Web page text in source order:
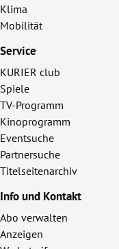
Klima
Mobilität
Service
KURIER club
Spiele
TV-Programm
Kinoprogramm
Eventsuche
Partnersuche
Titelseitenarchiv
Info und Kontakt
Abo verwalten
Anzeigen